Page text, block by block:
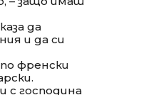
да
и да си
френски
с господина